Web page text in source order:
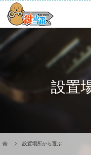
設置
設置場所から選ぶ